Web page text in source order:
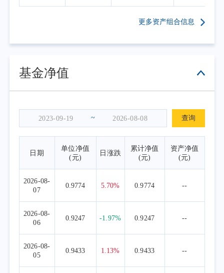
更多资产组合信息
基金净值
~ 查询
日期
单位净值
(元)
日涨跌
累计净值
(元)
资产净值
(元)
2026-08-
07
0.9774 5.70% 0.9774 --
2026-08-
06
0.9247 -1.97% 0.9247 --
2026-08-
05
0.9433 1.13% 0.9433 --